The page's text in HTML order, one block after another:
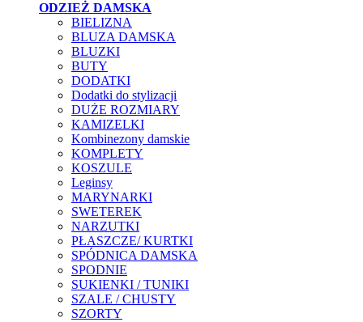
ODZIEŻ DAMSKA
BIELIZNA
BLUZA DAMSKA
BLUZKI
BUTY
DODATKI
Dodatki do stylizacji
DUŻE ROZMIARY
KAMIZELKI
Kombinezony damskie
KOMPLETY
KOSZULE
Leginsy
MARYNARKI
SWETEREK
NARZUTKI
PŁASZCZE/ KURTKI
SPÓDNICA DAMSKA
SPODNIE
SUKIENKI / TUNIKI
SZALE / CHUSTY
SZORTY